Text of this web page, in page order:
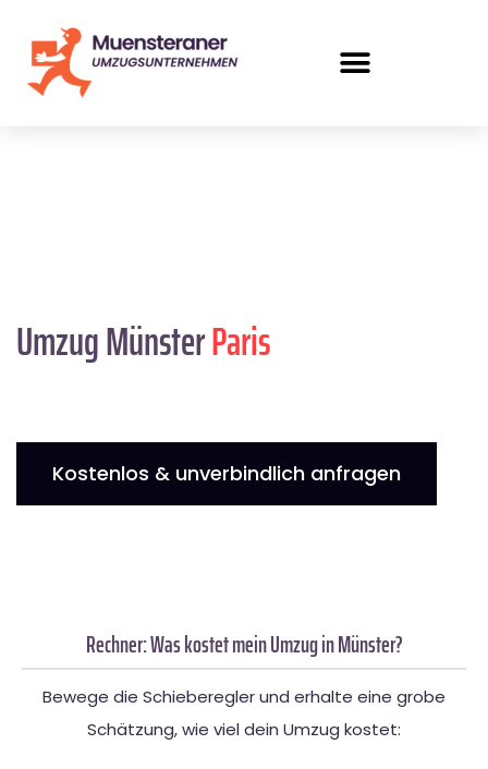
Umzug MünsterParis
Kostenlos & unverbindlich anfragen
Rechner: Was kostet mein Umzug in Münster?
Bewege die Schieberegler und erhalte eine grobe
Schätzung, wie viel dein Umzug kostet: